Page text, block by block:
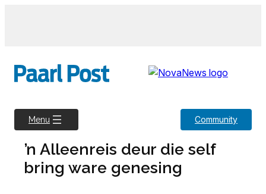
Menu Community
’n Alleenreis deur die self
bring ware genesing